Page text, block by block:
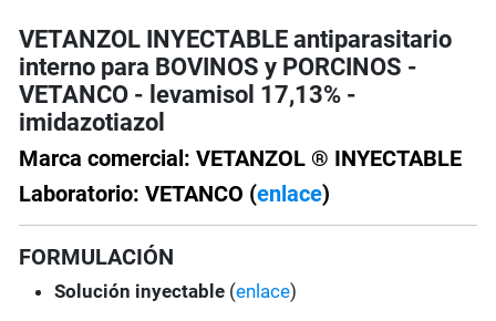
VETANZOL INYECTABLE antiparasitario
interno para BOVINOS y PORCINOS -
VETANCO - levamisol 17,13% -
imidazotiazol
Marca comercial: VETANZOL ® INYECTABLE
Laboratorio: VETANCO (enlace)
FORMULACIÓN
Solución inyectable (enlace)